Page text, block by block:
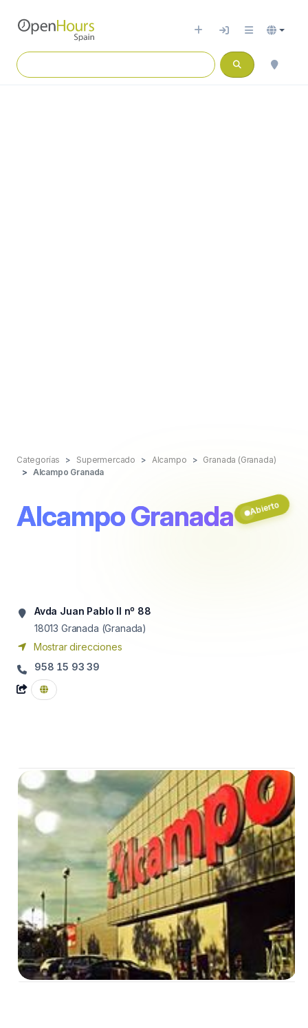
Categorías Supermercado Alcampo
Granada (Granada)
Alcampo Granada
Alcampo Granada Abierto
Avda Juan Pablo ll nº 88
18013 Granada (Granada)
Mostrar direcciones
958 15 93 39